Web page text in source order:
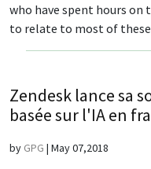
who have spent hours on
to relate to most of
Zendesk lance sa
basée sur l'IA en
by GPG | May 07,2018